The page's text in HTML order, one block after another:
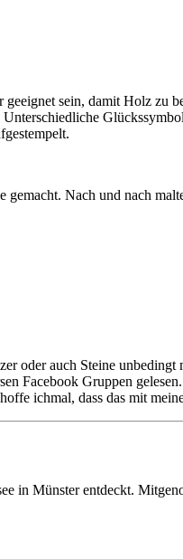
sein, damit Holz zu
Nach und nach
oder auch Steine
Facebook Gruppen
ichmal, dass das mit
in Münster entdeckt.